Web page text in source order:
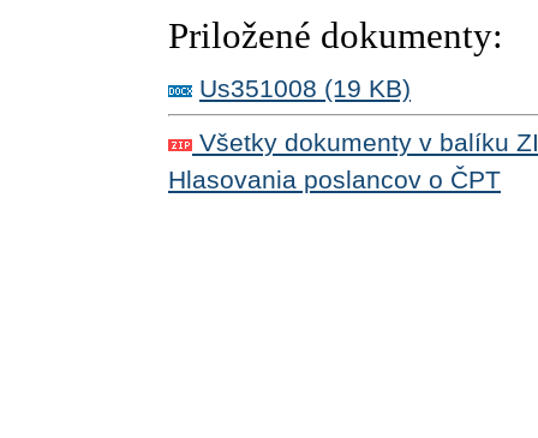
Priložené dokumenty:
Us351008 (19 KB)
Všetky dokumenty v balíku
Hlasovania poslancov o ČPT